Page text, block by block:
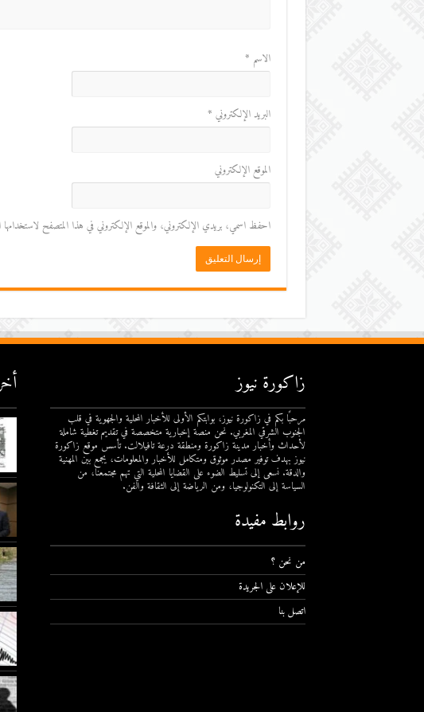
الاسم *
البريد الإلكتروني *
الموقع الإلكتروني
احفظ اسمي، بريدي الإلكتروني، والموقع الإلكتروني في هذا المتصفح لاستخدامها
زاكورة نيوز
مرحبًا بكم في زاكورة نيوز، بوابتكم الأولى للأخبار المحلية والجهوية في قلب
الجنوب الشرقي المغربي. نحن منصة إخبارية متخصصة في تقديم تغطية شاملة
لأحداث وأخبار مدينة زاكورة ومنطقة درعة تافيلالت. تأسس موقع زاكورة
نيوز بهدف توفير مصدر موثوق ومتكامل للأخبار والمعلومات، يجمع بين المهنية
والدقة. نسعى إلى تسليط الضوء على القضايا المحلية التي تهم مجتمعنا، من
السياسة إلى التكنولوجيا، ومن الرياضة إلى الثقافة والفن.
روابط مفيدة
من نحن ؟
للإعلان على الجريدة
اتصل بنا